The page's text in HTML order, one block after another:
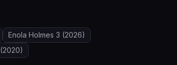
Enola Holmes 3 (2026)
(2020)